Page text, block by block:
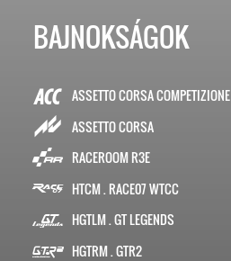
BAJNOKSÁGOK
ASSETTO CORSA COMPETIZIONE
ASSETTO CORSA
RACEROOM R3E
HTCM . RACE07 WTCC
HGTLM . GT LEGENDS
HGTRM . GTR2